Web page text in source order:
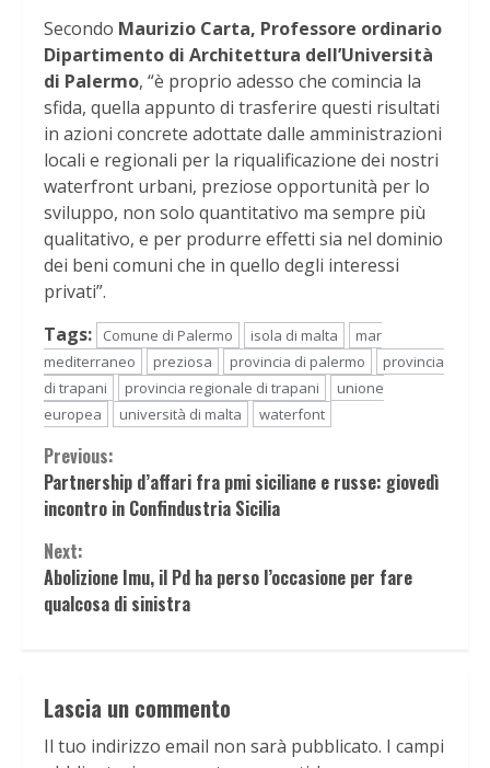
Secondo Maurizio Carta, Professore ordinario
Dipartimento di Architettura dell’Università
di Palermo, “è proprio adesso che comincia la
sfida, quella appunto di trasferire questi risultati
in azioni concrete adottate dalle amministrazioni
locali e regionali per la riqualificazione dei nostri
waterfront urbani, preziose opportunità per lo
sviluppo, non solo quantitativo ma sempre più
qualitativo, e per produrre effetti sia nel dominio
dei beni comuni che in quello degli interessi
privati”.
Tags:
Comune di Palermo isola di malta
mar
mediterraneo
preziosa provincia di palermo
provincia
di trapani
provincia regionale di trapani
unione
europea
università di malta waterfont
Continue
Reading
Previous:
Partnership d’affari fra pmi siciliane e russe: giovedì
incontro in Confindustria Sicilia
Next:
Abolizione Imu, il Pd ha perso l’occasione per fare
qualcosa di sinistra
Lascia un commento
Il tuo indirizzo email non sarà pubblicato. I campi